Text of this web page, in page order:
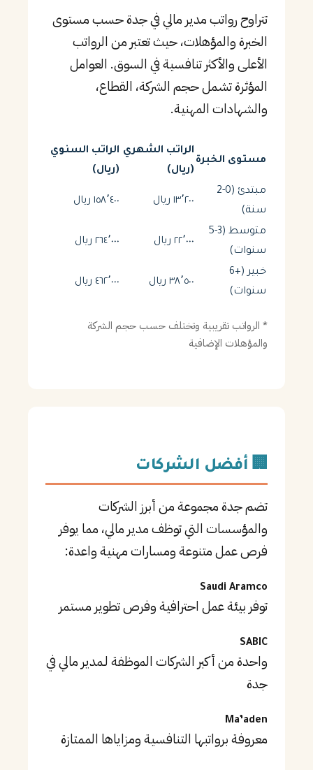
تتراوح رواتب مدير مالي في جدة حسب مستوى
الخبرة والمؤهلات، حيث تعتبر من الرواتب
الأعلى والأكثر تنافسية في السوق. العوامل
المؤثرة تشمل حجم الشركة، القطاع،
والشهادات المهنية.
مستوى الخبرة
الراتب الشهري
(ريال)
الراتب السنوي
(ريال)
مبتدئ (0-2
سنة)
١٣٬٢٠٠ ريال ١٥٨٬٤٠٠ ريال
متوسط (3-5
سنوات)
٢٢٬٠٠٠ ريال ٢٦٤٬٠٠٠ ريال
خبير (+6
سنوات)
٣٨٬٥٠٠ ريال ٤٦٢٬٠٠٠ ريال
* الرواتب تقريبية وتختلف حسب حجم الشركة
والمؤهلات الإضافية
🏢 أفضل الشركات
تضم جدة مجموعة من أبرز الشركات
والمؤسسات التي توظف مدير مالي، مما يوفر
فرص عمل متنوعة ومسارات مهنية واعدة:
Saudi Aramco
توفر بيئة عمل احترافية وفرص تطوير مستمر
SABIC
واحدة من أكبر الشركات الموظفة لـمدير مالي في
جدة
Ma’aden
معروفة برواتبها التنافسية ومزاياها الممتازة